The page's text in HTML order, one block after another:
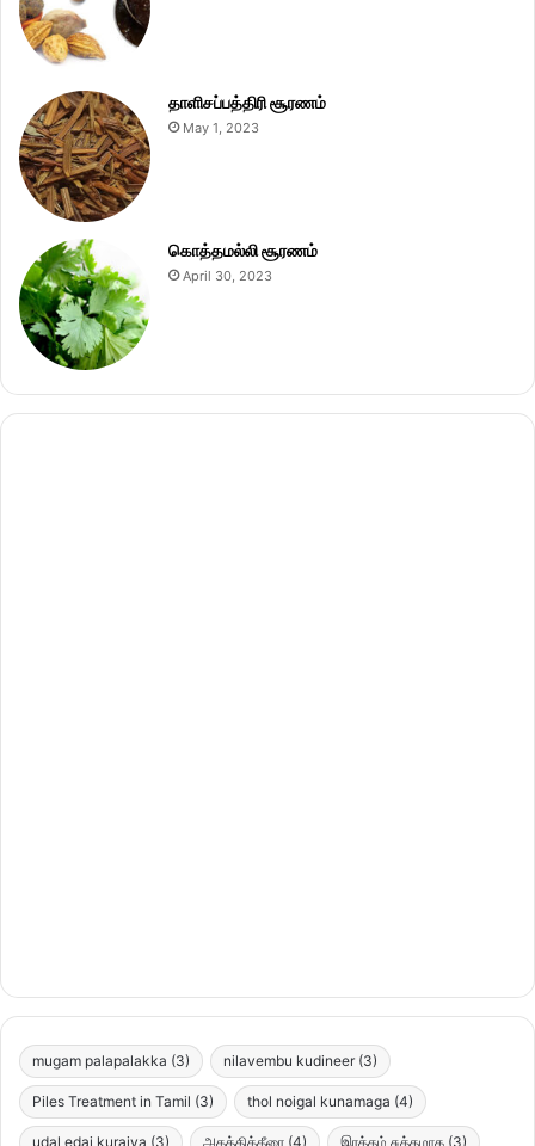
தாளிசப்பத்திரி சூரணம்
May 1, 2023
கொத்தமல்லி சூரணம்
April 30, 2023
mugam palapalakka (3) nilavembu kudineer (3)
Piles Treatment in Tamil (3) thol noigal kunamaga (4)
udal edai kuraiya (3) அகத்திக்கீரை (4) இரத்தம் சுத்தமாக (3)